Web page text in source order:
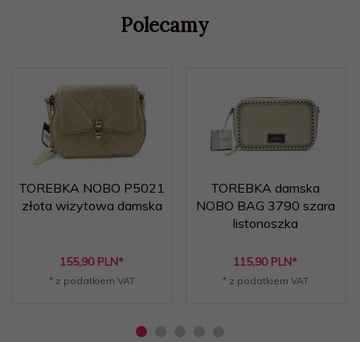
Polecamy
TOREBKA NOBO P5021
złota wizytowa damska
155,90 PLN*
* z podatkiem VAT
TOREBKA damska
NOBO BAG 3790 szara
listonoszka
115,90 PLN*
* z podatkiem VAT